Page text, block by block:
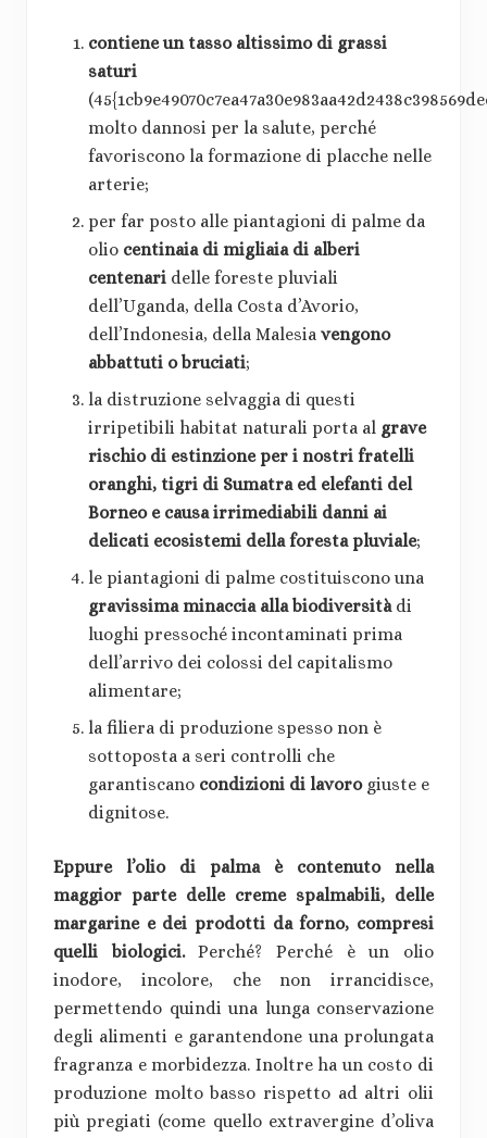
contiene un tasso altissimo di grassi
saturi
molto dannosi per la salute, perché
favoriscono la formazione di placche nelle
arterie;
per far posto alle piantagioni di palme da
olio centinaia di migliaia di alberi
centenari delle foreste pluviali
dell’Uganda, della Costa d’Avorio,
dell’Indonesia, della Malesia vengono
abbattuti o bruciati;
la distruzione selvaggia di questi
irripetibili habitat naturali porta al grave
rischio di estinzione per i nostri fratelli
oranghi, tigri di Sumatra ed elefanti del
Borneo e causa irrimediabili danni ai
delicati ecosistemi della foresta pluviale;
le piantagioni di palme costituiscono una
gravissima minaccia alla biodiversitàdi
luoghi pressoché incontaminati prima
dell’arrivo dei colossi del capitalismo
alimentare;
la filiera di produzione spesso non è
sottoposta a seri controlli che
garantiscano condizioni di lavorogiuste e
dignitose.
Eppure l’olio di palma è contenuto nella
maggior parte delle creme spalmabili, delle
margarine e dei prodotti da forno, compresi
quelli biologici.Perché? Perché è un olio
inodore, incolore, che non irrancidisce,
permettendo quindi una lunga conservazione
degli alimenti e garantendone una prolungata
fragranza e morbidezza. Inoltre ha un costo di
produzione molto basso rispetto ad altri olii
più pregiati (come quello extravergine d’oliva